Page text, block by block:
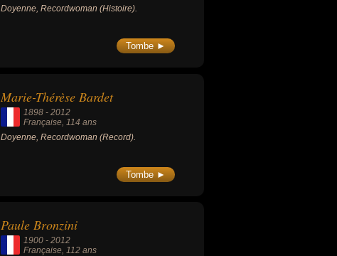
Doyenne, Recordwoman (Histoire).
Tombe ►
Marie-Thérèse Bardet
1898 -2012
Française , 114 ans
Doyenne, Recordwoman (Record).
Tombe ►
Paule Bronzini
1900 -2012
Française , 112 ans